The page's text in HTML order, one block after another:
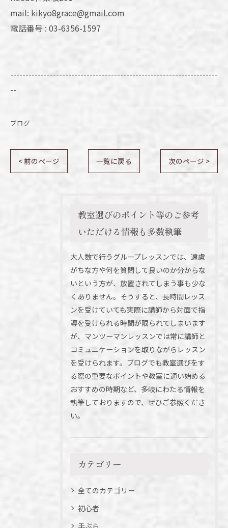
mail: kikyo8grace@gmail.com
電話番号 : 03-6356-1597
--------------------------------------------------------------------
--
ブログ
< 前のページ 一覧に戻る 次のページ >
教室選びのポイント等のご参考
いただける情報も多数執筆
大人数で行うグループレッスンでは、遠慮
がちな方や何を質問して良いのか分からな
いという方が、放置されてしまう事も少な
くありません。そうすると、長時間レッス
ンを受けていても実際に講師から対面で指
導を受けられる時間が限られてしまいます
が、マンツーマンレッスンでは常に講師と
コミュニケーションを取りながらレッスン
を受けられます。ブログでも教室選びをす
る際の重要なポイントや教室に通い始める
おすすめの時期など、多岐にわたる情報を
執筆しておりますので、ぜひご参照くださ
い。
カテゴリー
全てのカテゴリー
初心者